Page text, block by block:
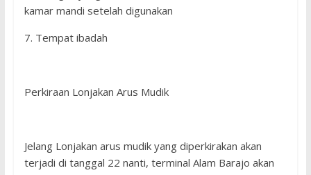
kamar mandi setelah digunakan
7. Tempat ibadah
Perkiraan Lonjakan Arus Mudik
Jelang Lonjakan arus mudik yang diperkirakan akan
terjadi di tanggal 22 nanti, terminal Alam Barajo akan